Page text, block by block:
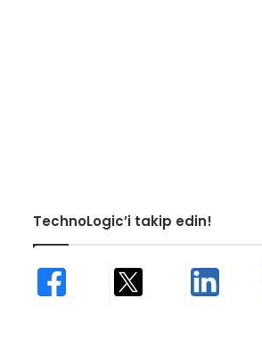
TechnoLogic’i takip edin!